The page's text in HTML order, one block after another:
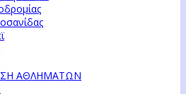
ΑΘΛΗΜΑΤΩΝ